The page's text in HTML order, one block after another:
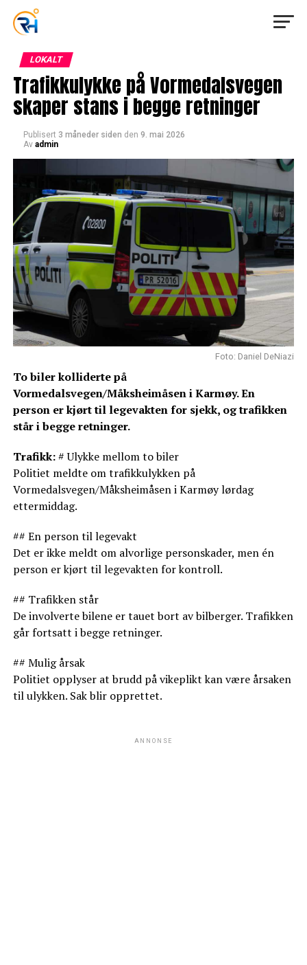
LOKALT
Trafikkulykke på Vormedalsvegen
skaper stans i begge retninger
Publisert 3 måneder siden den 9. mai 2026
Av admin
Foto: Daniel DeNiazi
To biler kolliderte på
Vormedalsvegen/Måksheimåsen i Karmøy. En
person er kjørt til legevakten for sjekk, og trafikken
står i begge retninger.
Trafikk:# Ulykke mellom to biler
Politiet meldte om trafikkulykken på
Vormedalsvegen/Måksheimåsen i Karmøy lørdag
ettermiddag.
## En person til legevakt
Det er ikke meldt om alvorlige personskader, men én
person er kjørt til legevakten for kontroll.
## Trafikken står
De involverte bilene er tauet bort av bilberger. Trafikken
går fortsatt i begge retninger.
## Mulig årsak
Politiet opplyser at brudd på vikeplikt kan være årsaken
til ulykken. Sak blir opprettet.
ANNONSE